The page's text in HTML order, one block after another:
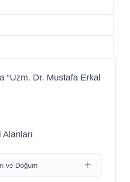
“Uzm. Dr. Mustafa Erkal
ve Doğum